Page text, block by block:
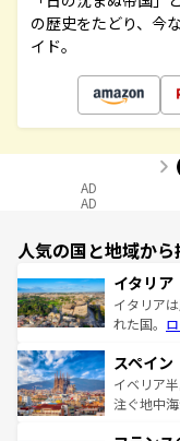
の歴史をたどり、今
イド。
AD
AD
人気の国と地域から
イタリア
イタリア
れた国。
ろん、ト
景など、
ピザやパ
スペイン
イベリア
注ぐ地中